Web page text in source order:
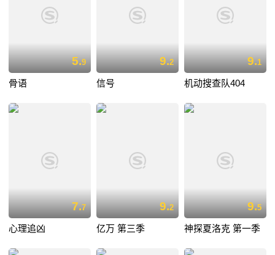
5.9
骨语
9.2
信号
9.1
机动搜查队404
7.7
心理追凶
9.2
亿万 第三季
9.5
神探夏洛克 第一季